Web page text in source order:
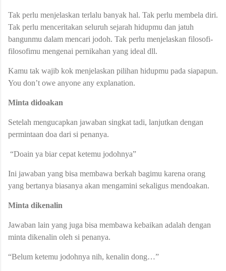
Tak perlu menjelaskan terlalu banyak hal. Tak perlu membela diri.
Tak perlu menceritakan seluruh sejarah hidupmu dan jatuh
bangunmu dalam mencari jodoh. Tak perlu menjelaskan filosofi-
filosofimu mengenai pernikahan yang ideal dll.
Kamu tak wajib kok menjelaskan pilihan hidupmu pada siapapun.
You don’t owe anyone any explanation.
Minta didoakan
Setelah mengucapkan jawaban singkat tadi, lanjutkan dengan
permintaan doa dari si penanya.
“Doain ya biar cepat ketemu jodohnya”
Ini jawaban yang bisa membawa berkah bagimu karena orang
yang bertanya biasanya akan mengamini sekaligus mendoakan.
Minta dikenalin
Jawaban lain yang juga bisa membawa kebaikan adalah dengan
minta dikenalin oleh si penanya.
“Belum ketemu jodohnya nih, kenalin dong…”